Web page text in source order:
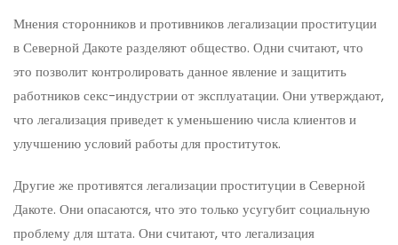
Мнения сторонников и противников легализации проституции
в Северной Дакоте разделяют общество. Одни считают, что
это позволит контролировать данное явление и защитить
работников секс-индустрии от эксплуатации. Они утверждают,
что легализация приведет к уменьшению числа клиентов и
улучшению условий работы для проституток.
Другие же противятся легализации проституции в Северной
Дакоте. Они опасаются, что это только усугубит социальную
проблему для штата. Они считают, что легализация